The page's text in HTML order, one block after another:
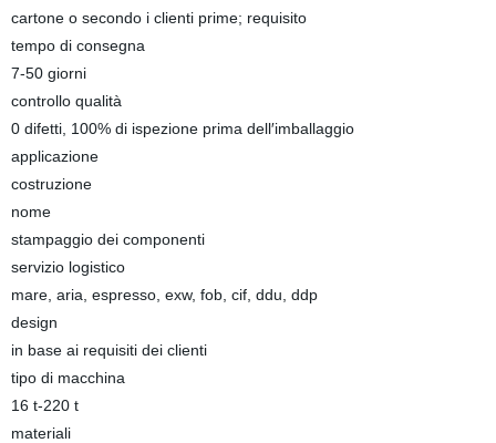
cartone o secondo i clienti prime; requisito
tempo di consegna
7-50 giorni
controllo qualità
0 difetti, 100% di ispezione prima dell′imballaggio
applicazione
costruzione
nome
stampaggio dei componenti
servizio logistico
mare, aria, espresso, exw, fob, cif, ddu, ddp
design
in base ai requisiti dei clienti
tipo di macchina
16 t-220 t
materiali